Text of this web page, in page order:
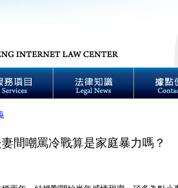
間嘲罵冷戰算是家庭暴力嗎？